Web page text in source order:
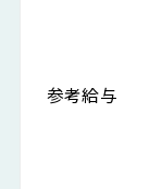
参考給与